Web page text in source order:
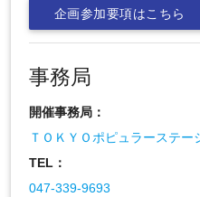
企画参加要項はこちら
事務局
開催事務局：
ＴＯＫＹＯポピュラーステー
TEL：
047-339-9693